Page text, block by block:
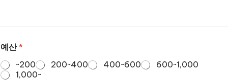
예산*
~200
200~400 400~600
600~1,000
1,000~